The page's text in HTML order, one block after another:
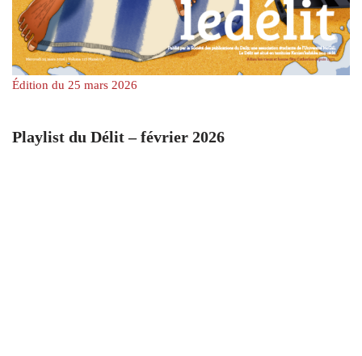
Édition du 25 mars 2026
Playlist du Délit – février 2026